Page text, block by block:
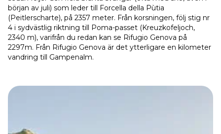
början av juli) som leder till Forcella della Pùtia
(Peitlerscharte), på 2357 meter. Från korsningen, följ stig nr
4 i sydvästlig riktning till Poma-passet (Kreuzkofeljoch,
2340 m), varifrån du redan kan se Rifugio Genova på
2297m. Från Rifugio Genova är det ytterligare en kilometer
vandring till Gampenalm.